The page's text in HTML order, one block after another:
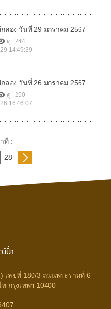
อง วันที่ 29 มกราคม 2567
ดู : 244
14:49:39
อง วันที่ 26 มกราคม 2567
ดู : 250
16:46:07
ที่ :
28
น้ำ
เลขที่ 180/3 ถนนพระรามที่ 6
กรุงเทพฯ 10400